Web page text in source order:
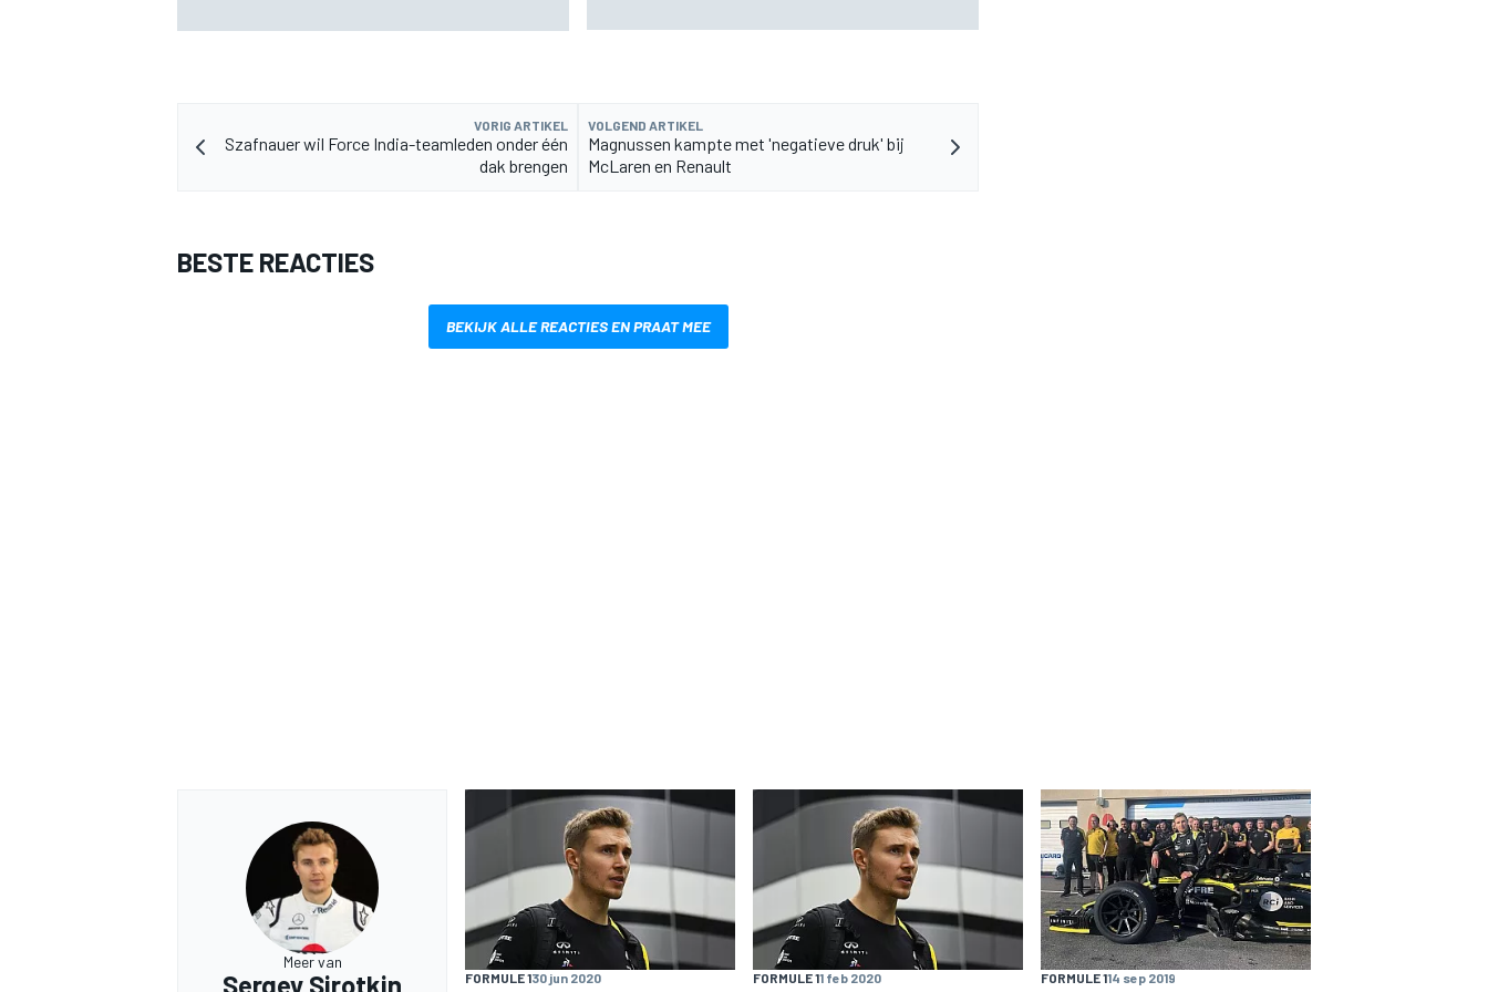
VORIG ARTIKEL
Szafnauer wil Force India-teamleden onder één
dak brengen
VOLGEND ARTIKEL
Magnussen kampte met 'negatieve druk' bij
McLaren en Renault
BESTE REACTIES
BEKIJK ALLE REACTIES EN PRAAT MEE
Meer van
Sergey Sirotkin FORMULE 130 jun 2020 FORMULE 11 feb 2020 FORMULE 114 sep 2019